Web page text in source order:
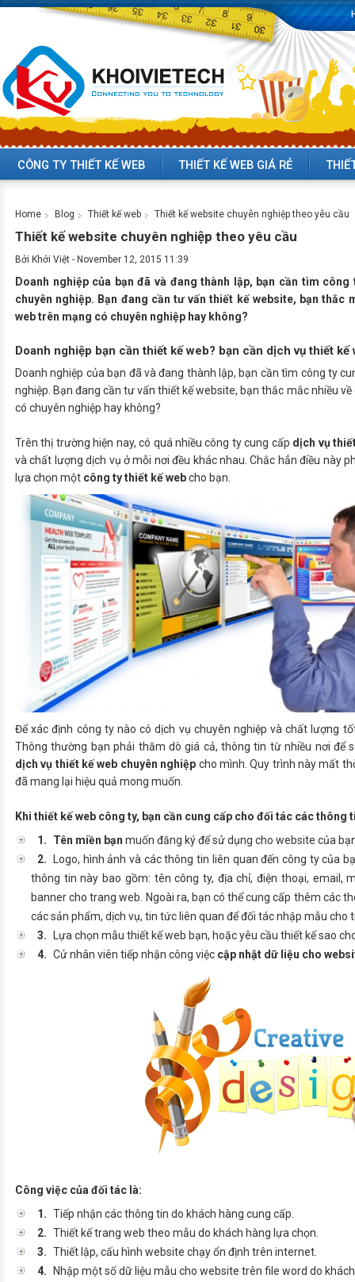
CÔNG TY THIẾT KẾ WEB THIẾT KẾ WEB GIÁ RẺ
Home Blog Thiết kế web Thiết kế website chuyên nghiệp theo yêu cầu
Thiết kế website chuyên nghiệp theo yêu cầu
Bởi Khởi Việt - November 12, 2015 11:39
Doanh nghiệp của bạn đã và đang thành lập, bạn cần tìm
chuyên nghiệp. Bạn đang cần tư vấn thiết kế website, bạn thắc
web trên mạng có chuyên nghiệp hay không?
Doanh nghiệp bạn cầnthiết kế web? bạn cần dịch vụthiết kế
Doanh nghiệp của bạn đã và đang thành lập, bạn cần tìm công ty
nghiệp . Bạn đang cần tư vấn thiết kế website, bạn thắc mắc nhiều
có chuyên nghiệp hay không?
Trên thị trường hiện nay, có quá nhiều công ty cung cấp dịch vụ
và chất lượng dịch vụ ở mỗi nơi đều khác nhau. Chắc hẳn điều này
lựa chọn một công ty thiết kế webcho bạn.
Để xác định công ty nào có dịch vụ chuyên nghiệp và chất lượng
Thông thường bạn phải thăm dò giá cả, thông tin từ nhiều nơi để
dịch vụ thiết kế web chuyên nghiệp cho mình. Quy trình này mất
đã mang lại hiệu quả mong muốn.
Khi thiết kế web công ty, bạn cần cung cấp cho đối tác các thông
1.
Tên miền bạn muốn đăng ký để sử dụng cho website của
2.
Logo, hình ảnh và các thông tin liên quan đến công ty của
thông tin này bao gồm: tên công ty, địa chỉ, điện thoại, email,
banner cho trang web. Ngoài ra, bạn có thể cung cấp thêm các
các sản phẩm, dịch vụ, tin tức liên quan để đối tác nhập mẫu cho
3.
Lựa chọn mẫu thiết kế web bạn, hoặc yêu cầu thiết kế sao
4. Cử nhân viên tiếp nhận công việc cập nhật dữ liệu cho
Công việc của đối tác là:
1. Tiếp nhận các thông tin do khách hàng cung cấp.
2. Thiết kế trang web theo mẫu do khách hàng lựa chọn.
3. Thiết lập, cấu hình website chạy ổn định trên internet.
4.
Nhập một số dữ liệu mẫu cho website trên file word do